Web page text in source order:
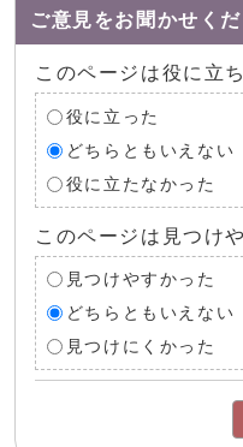
ご意見をお聞かせく
このページは役に立
役に立った
どちらともいえない
役に立たなかった
このページは見つけ
見つけやすかった
どちらともいえない
見つけにくかった